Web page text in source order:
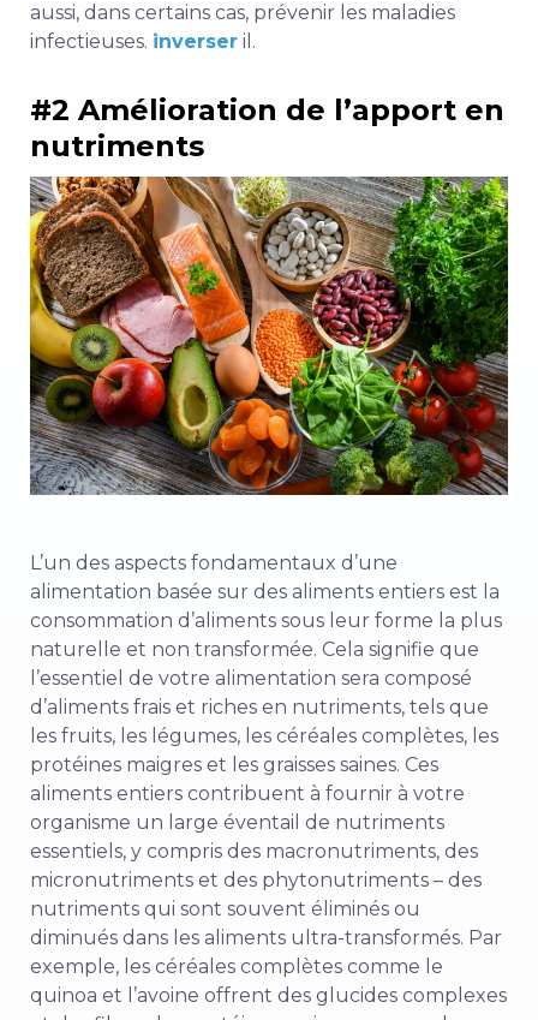
aussi, dans certains cas, prévenir les maladies
infectieuses. inverser il.
#2 Amélioration de l’apport en
nutriments
L’un des aspects fondamentaux d’une
alimentation basée sur des aliments entiers est la
consommation d’aliments sous leur forme la plus
naturelle et non transformée. Cela signifie que
l’essentiel de votre alimentation sera composé
d’aliments frais et riches en nutriments, tels que
les fruits, les légumes, les céréales complètes, les
protéines maigres et les graisses saines. Ces
aliments entiers contribuent à fournir à votre
organisme un large éventail de nutriments
essentiels, y compris des macronutriments, des
micronutriments et des phytonutriments – des
nutriments qui sont souvent éliminés ou
diminués dans les aliments ultra-transformés. Par
exemple, les céréales complètes comme le
quinoa et l’avoine offrent des glucides complexes